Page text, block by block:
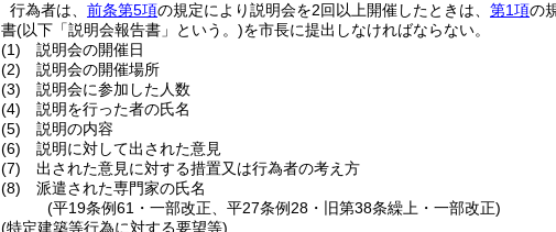
行為者は、 前条第5項の規定により説明会を2回以上開催したときは、 第1項の
書(以下「説明会報告書」という。)を市長に提出しなければならない。
(1)
説明会の開催日
(2)
説明会の開催場所
(3)
説明会に参加した人数
(4)
説明を行った者の氏名
(5)
説明の内容
(6)
説明に対して出された意見
(7)
出された意見に対する措置又は行為者の考え方
(8)
派遣された専門家の氏名
(平19条例61・一部改正、平27条例28・旧第38条繰上・一部改正)
(特定建築等行為に対する要望等)